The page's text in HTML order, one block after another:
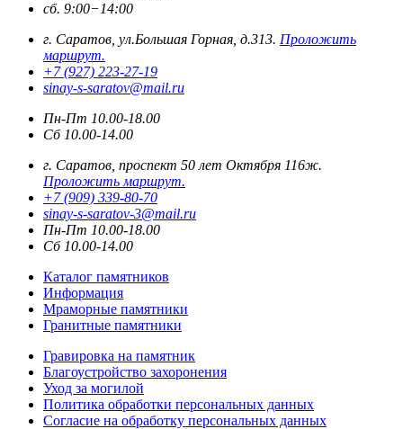
сб. 9:00−14:00
г. Саратов, ул.Большая Горная, д.313. Проложить
маршрут.
+7 (927) 223-27-19
sinay-s-saratov@mail.ru
Пн-Пт 10.00-18.00
Сб 10.00-14.00
г. Саратов, проспект 50 лет Октября 116ж.
Проложить маршрут.
+7 (909) 339-80-70
sinay-s-saratov-3@mail.ru
Пн-Пт 10.00-18.00
Сб 10.00-14.00
Каталог памятников
Информация
Мраморные памятники
Гранитные памятники
Гравировка на памятник
Благоустройство захоронения
Уход за могилой
Политика обработки персональных данных
Согласие на обработку персональных данных